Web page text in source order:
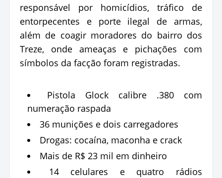
responsável por homicídios, tráfico de
entorpecentes e porte ilegal de armas,
além de coagir moradores do bairro dos
Treze, onde ameaças e pichações com
símbolos da facção foram registradas.
Pistola Glock calibre .380 com
numeração raspada
36 munições e dois carregadores
Drogas: cocaína, maconha e crack
Mais de R$ 23 mil em dinheiro
14 celulares e quatro rádios